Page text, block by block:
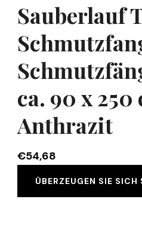
Sauberlauf
ca. 90 x 250
Anthrazit
€54,68
ÜBERZEUGEN SIE SICH